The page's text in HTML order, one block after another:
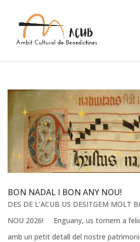
BON NADAL I BON ANY NOU!
DES DE L’ACUB US DESITGEM MOLT
NOU 2026! Enguany, us tornem a
amb un petit detall del nostre